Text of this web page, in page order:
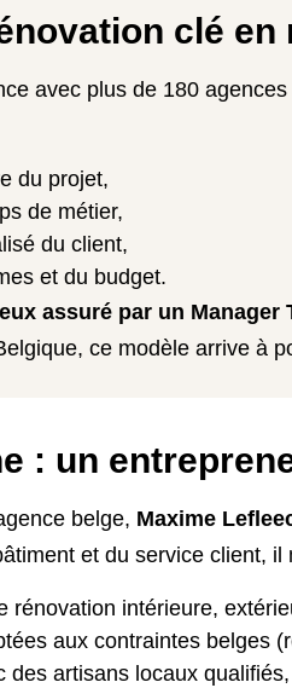
clé
avec plus de 180
du projet,
de métier,
du client,
et du budget.
assuré par un Manager
ce modèle arrive à
: un
belge, Maxime
et du service client,
rénovation intérieure,
aux contraintes belges
des artisans locaux qualifiés,